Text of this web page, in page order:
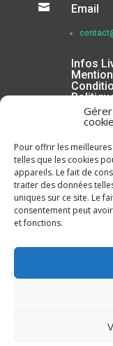
Pour offrir les
telles que les cookies
appareils. Le fait de
traiter des données
uniques sur ce site. Le
consentement peut
et fonctions.
 Email
Infos